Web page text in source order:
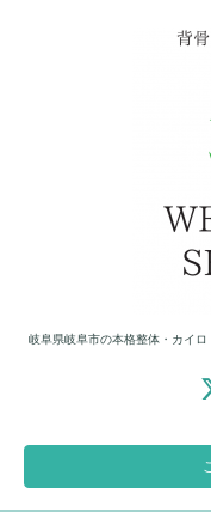
岐阜県岐阜市の本格整体・カイ